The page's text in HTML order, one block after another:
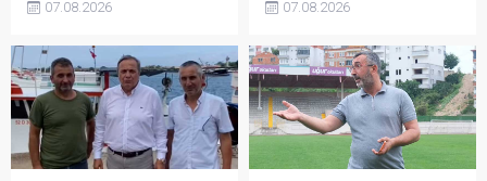
tartışmalarını köşesine
300 liraya ulaştığı bir
dönemde Ankara’ya 240
liralık fiyat teklifi
götürüldüğü iddiasını
gündeme getiren Sarı,
Giresun milletvekillerini açık
07.08.2026
açıkladığı 255 liralık fiyatı
nitelendirdi. Artışın yıllık
enflasyonun altında kaldığını
belirten Şenyürek, kararın
üreticiyi değil tekelleri
koruduğunu savundu.
07.08.2026